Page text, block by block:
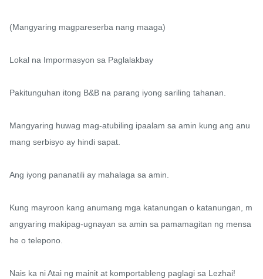
(Mangyaring magpareserba nang maaga)
Lokal na Impormasyon sa Paglalakbay
Pakitunguhan itong B&B na parang iyong sariling tahanan.
Mangyaring huwag mag-atubiling ipaalam sa amin kung ang anu
mang serbisyo ay hindi sapat.
Ang iyong pananatili ay mahalaga sa amin.
Kung mayroon kang anumang mga katanungan o katanungan, m
angyaring makipag-ugnayan sa amin sa pamamagitan ng mensa
he o telepono.
Nais ka ni Atai ng mainit at komportableng paglagi sa Lezhai!